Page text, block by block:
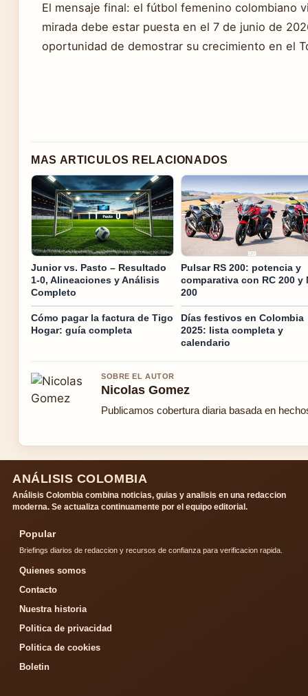
El mensaje final: el fútbol femenino colombiano
mirada debe estar puesta en el 7 de junio de
oportunidad de demostrar su crecimiento en el
MAS ARTICULOS RELACIONADOS
Junior vs. Pasto – Resultado
1-0, Alineaciones y Análisis
Completo
Pulsar RS 200: potencia y
comparativa con RC 200 y
200
Cómo pagar la factura de Tigo
Hogar: guía completa
Días festivos en Colombia
2025: lista completa y
calendario
SOBRE EL AUTOR
Nicolas Gomez
Publicamos cobertura diaria basada en
ANÁLISIS COLOMBIA
Análisis Colombia combina noticias, guias y analisis en una redaccion
moderna. Se actualiza continuamente por el equipo editorial.
Popular
Briefings diarios de redaccion y recursos de confianza para verificacion rapida.
Quienes somos
Contacto
Nuestra historia
Politica de privacidad
Politica de cookies
Boletin